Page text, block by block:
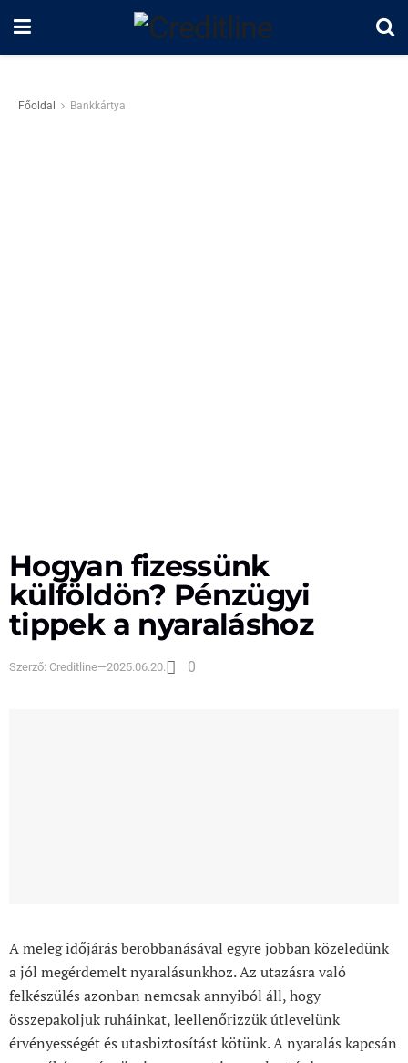
Főoldal Bankkártya
Hogyan fizessünk
külföldön? Pénzügyi
tippek a nyaraláshoz
Szerző: Creditline—2025.06.20. 0
A meleg időjárás berobbanásával egyre jobban közeledünk
a jól megérdemelt nyaralásunkhoz. Az utazásra való
felkészülés azonban nemcsak annyiból áll, hogy
összepakoljuk ruháinkat, leellenőrizzük útlevelünk
érvényességét és utasbiztosítást kötünk. A nyaralás kapcsán